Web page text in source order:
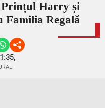
Prințul Harry și
Familia Regală